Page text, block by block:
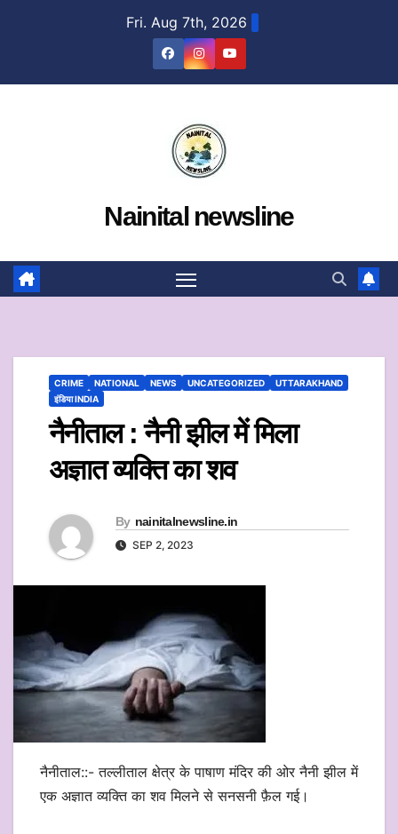
Fri. Aug 7th, 2026
Nainital newsline
CRIME NATIONAL NEWS UNCATEGORIZED
UTTARAKHAND
इंडिया INDIA
नैनीताल : नैनी झील में मिला
अज्ञात व्यक्ति का शव
By nainitalnewsline.in
SEP 2, 2023
नैनीताल::- तल्लीताल क्षेत्र के पाषाण मंदिर की ओर नैनी झील में
एक अज्ञात व्यक्ति का शव मिलने से सनसनी फ़ैल गई।